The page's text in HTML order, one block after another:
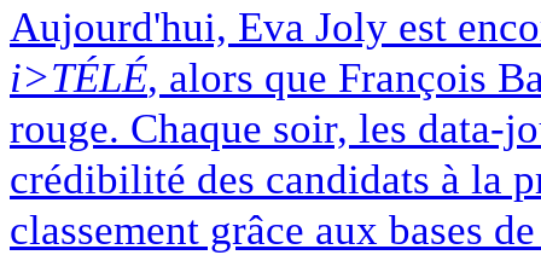
Aujourd'hui, Eva Joly est
i>TÉLÉ, alors que François
rouge. Chaque soir, les data-
crédibilité des candidats à la
classement grâce aux bases